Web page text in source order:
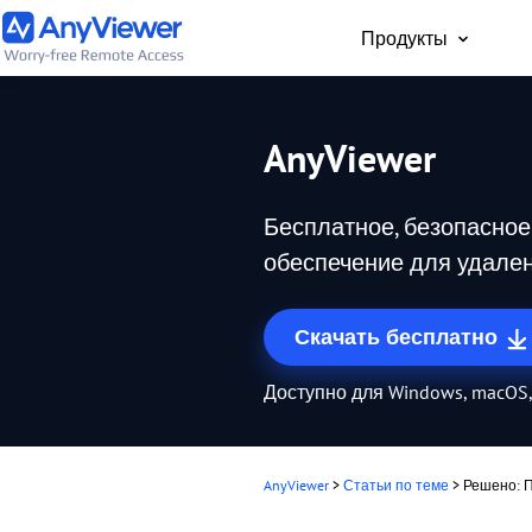
Продукты
компьютеру с ПК,
мира
AnyViewer
Бесплатное,
обеспечение для
Скачать бесплатно
Доступно для Windows,
AnyViewer > Статьи по теме > Решено: